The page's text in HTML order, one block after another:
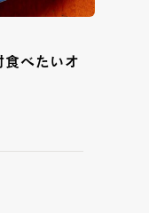
食べたいオ